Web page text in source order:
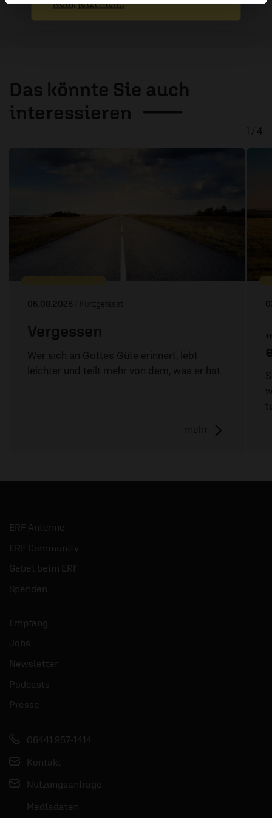
Das könnte Sie auch
interessieren
06.08.2026 / Kurzgefasst
Vergessen
Wer sich an Gottes Güte erinnert, lebt
leichter und teilt mehr von dem, was er hat.
mehr
1 / 4
ERF Antenne
ERF Community
Gebet beim ERF
Spenden
Empfang
Jobs
Newsletter
Podcasts
Presse
06441 957-1414
Kontakt
Nutzungsanfrage
Mediadaten
Nein, jetzt nicht.